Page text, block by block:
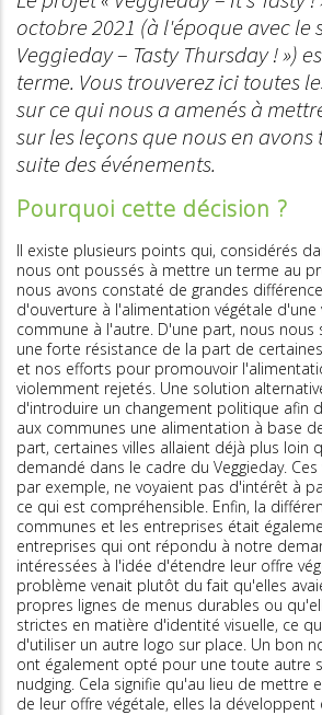
octobre 2021 (à l'époque avec le
Veggieday – Tasty Thursday ! »)
terme. Vous trouverez ici toutes
sur ce qui nous a amenés à
sur les leçons que nous en avons
suite des événements.
Pourquoi cette décision ?
Il existe plusieurs points qui, considérés
nous ont poussés à mettre un terme au
nous avons constaté de grandes
d'ouverture à l'alimentation végétale
commune à l'autre. D'une part, nous nous
une forte résistance de la part de
et nos efforts pour promouvoir
violemment rejetés. Une solution
d'introduire un changement politique afin
aux communes une alimentation à base
part, certaines villes allaient déjà plus loin
demandé dans le cadre du Veggieday.
par exemple, ne voyaient pas d'intérêt à
ce qui est compréhensible. Enfin, la
communes et les entreprises était
entreprises qui ont répondu à notre
intéressées à l'idée d'étendre leur offre
problème venait plutôt du fait qu'elles
propres lignes de menus durables ou
strictes en matière d'identité visuelle, ce
d'utiliser un autre logo sur place. Un bon
ont également opté pour une toute autre
nudging. Cela signifie qu'au lieu de mettre
de leur offre végétale, elles la développent